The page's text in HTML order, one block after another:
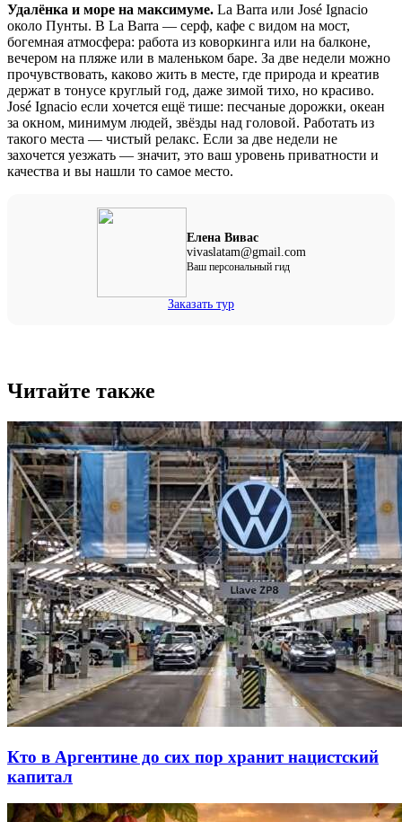
Удалёнка и море на максимуме. La Barra или José Ignacio
около Пунты. В La Barra — серф, кафе с видом на мост,
богемная атмосфера: работа из коворкинга или на балконе,
вечером на пляже или в маленьком баре. За две недели можно
прочувствовать, каково жить в месте, где природа и креатив
держат в тонусе круглый год, даже зимой тихо, но красиво.
José Ignacio если хочется ещё тише: песчаные дорожки, океан
за окном, минимум людей, звёзды над головой. Работать из
такого места — чистый релакс. Если за две недели не
захочется уезжать — значит, это ваш уровень приватности и
качества и вы нашли то самое место.
Елена Вивас
vivaslatam@gmail.com
Ваш персональный гид
Заказать тур
Читайте также
Кто в Аргентине до сих пор хранит нацистский
капитал